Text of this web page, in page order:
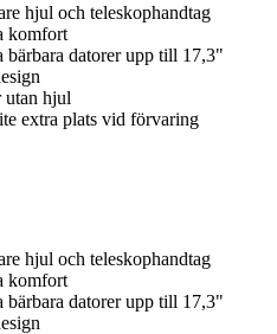
hjul och teleskophandtag
komfort
datorer upp till 17,3"
utan hjul
extra plats vid förvaring
hjul och teleskophandtag
komfort
datorer upp till 17,3"